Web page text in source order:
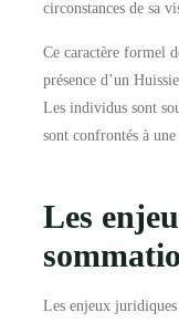
circonstances de sa
Ce caractère formel
présence d’un
Les individus sont
sont confrontés à
Les
Les enjeux